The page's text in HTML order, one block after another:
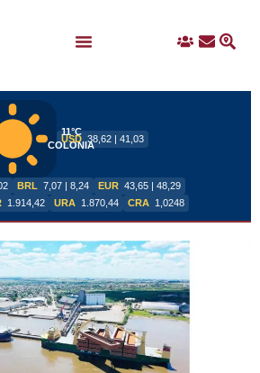
IngresoContacto
11°C
COLONIA
USD 38,62 | 41,03
BRL 7,07 | 8,24 EUR 43,65 | 48,29
1.914,42 URA 1.870,44 CRA 1,0248